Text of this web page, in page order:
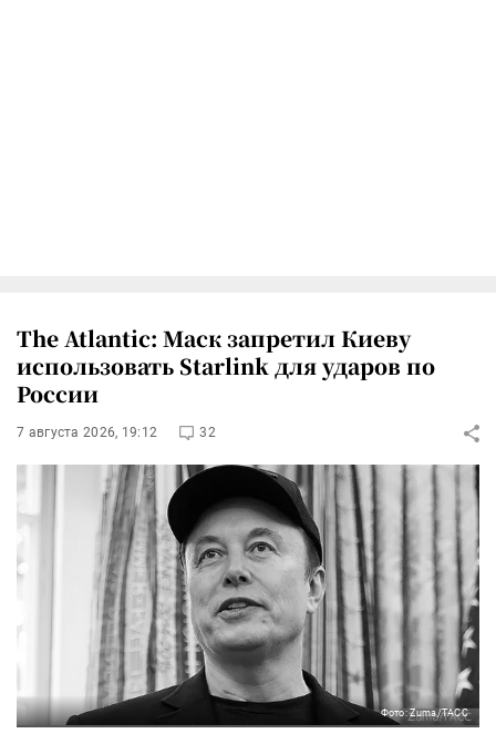
The Atlantic: Маск запретил Киеву
использовать Starlink для ударов по
России
7 августа 2026, 19:12 32
Фото: Zuma/ТАСС